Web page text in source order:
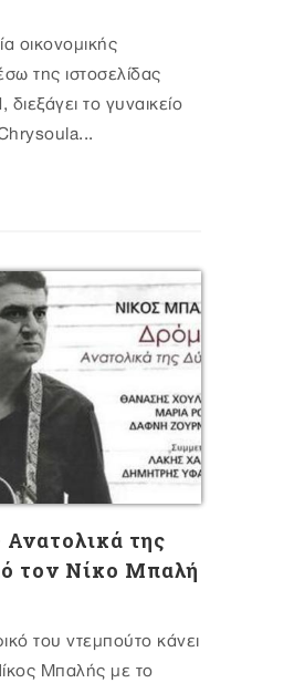
οικονομικής
της ιστοσελίδας
το γυναικείο
της
τον Νίκο Μπαλή
του ντεμπούτο κάνει
Μπαλής με το